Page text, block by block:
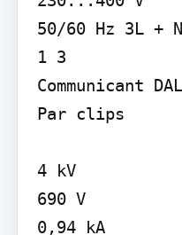
50/60 Hz 3L +
1 3
Communicant
Par clips
4 kV
690 V
0,94 kA